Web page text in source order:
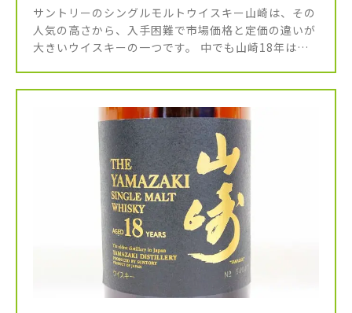
サントリーのシングルモルトウイスキー山崎は、その
人気の高さから、入手困難で市場価格と定価の違いが
大きいウイスキーの一つです。 中でも山崎18年は、